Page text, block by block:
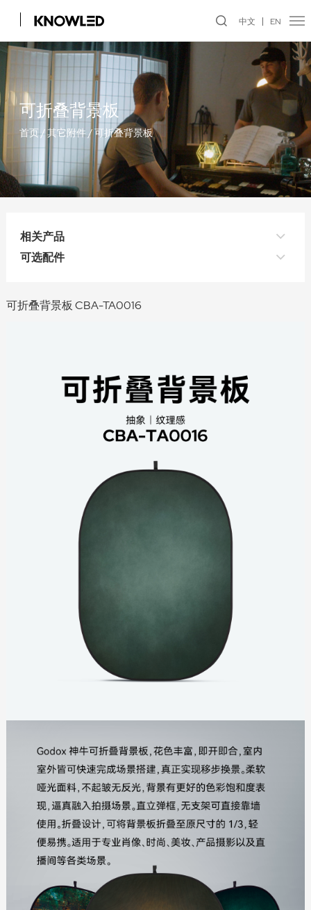
中文 EN
可折叠背景板
首页/其它附件 /可折叠背景板
相关产品
可选配件
可折叠背景板 CBA-TA0016